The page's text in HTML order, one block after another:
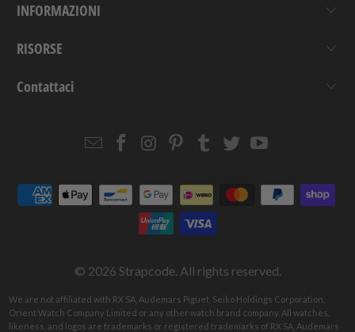
INFORMAZIONI
RISORSE
Contattaci
EmailStrapcode
Facebook
Strapcode
Instagram
Strapcode
Pinterest
Strapcode
Tumblr
Strapcode
TwitterYouTube
© 2026 Strapcode. All rights reserved.
We are not affiliated with RX SA, Audemars Piguet, Seiko Holdings Corporation,
Orient Watch Company Limited or any other watch brand company. All watches,
likeness, and logos are trademarks or registered trademarks of RX SA, Audemars